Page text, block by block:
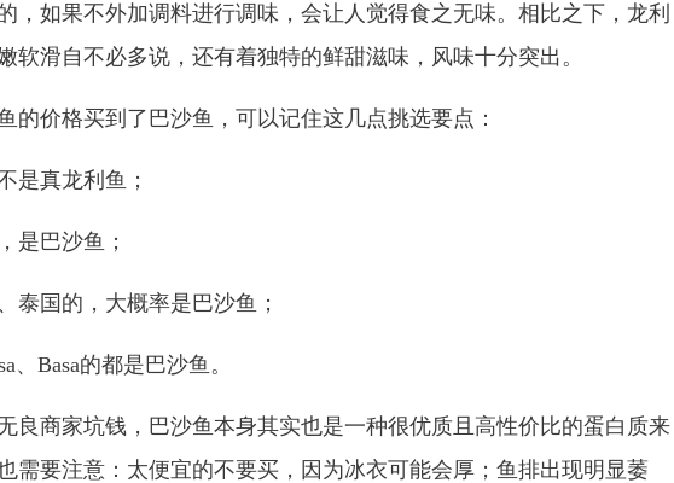
，如果不外加调料进行调味，会让人觉得食之无味。相比之下，龙利
软滑自不必多说，还有着独特的鲜甜滋味，风味十分突出。
价格买到了巴沙鱼，可以记住这几点挑选要点：
真龙利鱼；
巴沙鱼；
国的，大概率是巴沙鱼；
Basa的都是巴沙鱼。
商家坑钱，巴沙鱼本身其实也是一种很优质且高性价比的蛋白质来
需要注意：太便宜的不要买，因为冰衣可能会厚；鱼排出现明显萎